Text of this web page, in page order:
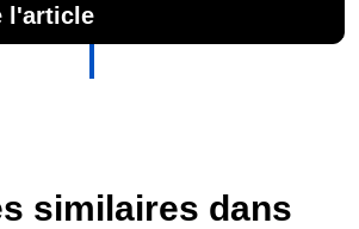
l'article
similaires dans